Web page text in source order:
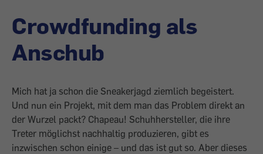
Crowdfunding als
Anschub
Mich hat ja schon die Sneakerjagd ziemlich begeistert.
Und nun ein Projekt, mit dem man das Problem direkt an
der Wurzel packt? Chapeau! Schuhhersteller, die ihre
Treter möglichst nachhaltig produzieren, gibt es
inzwischen schon einige – und das ist gut so. Aber dieses